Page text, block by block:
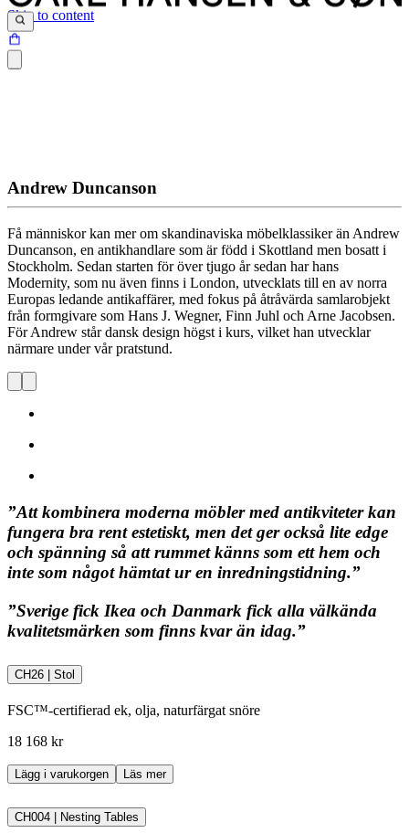
Skip to content
Andrew Duncanson
Få människor kan mer om skandinaviska möbelklassiker än Andrew
Duncanson, en antikhandlare som är född i Skottland men bosatt i
Stockholm. Sedan starten för över tjugo år sedan har hans
Modernity, som nu även finns i London, utvecklats till en av norra
Europas ledande antikaffärer, med fokus på åtråvärda samlarobjekt
från formgivare som Hans J. Wegner, Finn Juhl och Arne Jacobsen.
För Andrew står dansk design högst i kurs, vilket han utvecklar
närmare under vår pratstund.
”Att kombinera moderna möbler med antikviteter kan
fungera bra rent estetiskt, men det ger också lite edge
och spänning så att rummet känns som ett hem och
inte som något hämtat ur en inredningstidning.”
”Sverige fick Ikea och Danmark fick alla välkända
kvalitetsmärken som finns kvar än idag.”
CH26 | Stol
FSC™-certifierad ek, olja, naturfärgat snöre
18 168 kr
Lägg i varukorgen Läs mer
CH004 | Nesting Tables